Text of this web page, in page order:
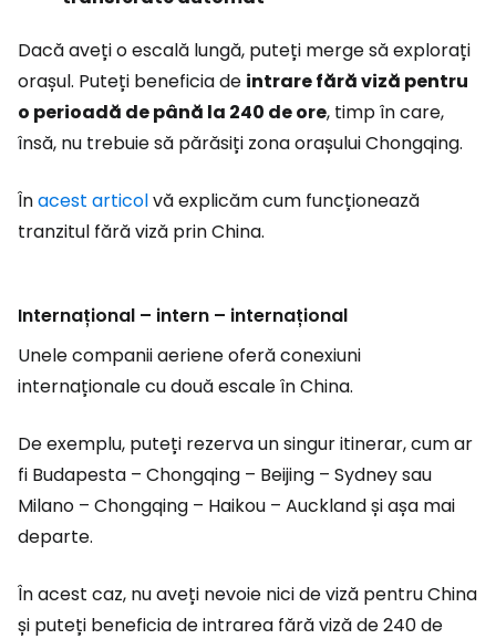
Dacă aveți o escală lungă, puteți merge să explorați
orașul. Puteți beneficia de intrare fără viză pentru
o perioadă de până la 240 de ore, timp în care,
însă, nu trebuie să părăsiți zona orașului Chongqing.
Înacest articolvă explicăm cum funcționează
tranzitul fără viză prin China.
Internațional – intern – internațional
Unele companii aeriene oferă conexiuni
internaționale cu două escale în China.
De exemplu, puteți rezerva un singur itinerar, cum ar
fi Budapesta – Chongqing – Beijing – Sydney sau
Milano – Chongqing – Haikou – Auckland și așa mai
departe.
În acest caz, nu aveți nevoie nici de viză pentru China
și puteți beneficia de intrarea fără viză de 240 de